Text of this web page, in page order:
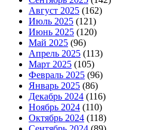
Август 2025 (162)
Июль 2025 (121)
Июнь 2025 (120)
Май 2025 (96)
Апрель 2025 (113)
Март 2025 (105)
Февраль 2025 (96)
Январь 2025 (86)
Декабрь 2024 (116)
Ноябрь 2024 (110)
Октябрь 2024 (118)